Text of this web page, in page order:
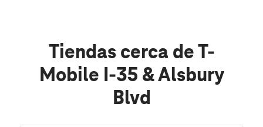
Tiendas cerca de T-
Mobile I-35 & Alsbury
Blvd